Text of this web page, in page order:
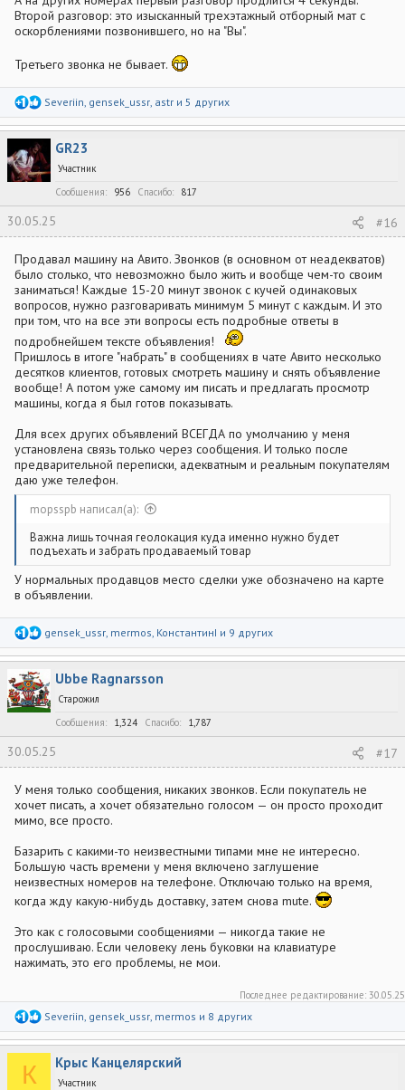
Второй разговор: это изысканный трехэтажный отборный мат с
оскорблениями позвонившего, но на "Вы".
Третьего звонка не бывает.
Р
а
к
и
и
Severiin gensek_ussr astr и 5 других
GR23
Участник
Сообщения
956 Спасибо 817
30.05.25 #16
Продавал машину на Авито. Звонков (в основном от неадекватов)
было столько, что невозможно было жить и вообще чем-то своим
заниматься! Каждые 15-20 минут звонок с кучей одинаковых
вопросов, нужно разговаривать минимум 5 минут с каждым. И это
при том, что на все эти вопросы есть подробные ответы в
подробнейшем тексте объявления!
Пришлось в итоге "набрать" в сообщениях в чате Авито несколько
десятков клиентов, готовых смотреть машину и снять объявление
вообще! А потом уже самому им писать и предлагать просмотр
машины, когда я был готов показывать.
Для всех других объявлений ВСЕГДА по умолчанию у меня
установлена связь только через сообщения. И только после
предварительной переписки, адекватным и реальным покупателям
даю уже телефон.
mopsspb написал(а):
Важна лишь точная геолокация куда именно нужно будет
подъехать и забрать продаваемый товар
У нормальных продавцов место сделки уже обозначено на карте
в объявлении.
Р
е
а
ц
и
и
gensek_ussr mermos КонстантинI и 9 других
Ubbe Ragnarsson
Старожил
Сообщения
1,324 Спасибо 1,787
30.05.25 #17
У меня только сообщения, никаких звонков. Если покупатель не
хочет писать, а хочет обязательно голосом — он просто проходит
мимо, все просто.
Базарить с какими-то неизвестными типами мне не интересно.
Большую часть времени у меня включено заглушение
неизвестных номеров на телефоне. Отключаю только на время,
когда жду какую-нибудь доставку, затем снова mute.
Это как с голосовыми сообщениями — никогда такие не
прослушиваю. Если человеку лень буковки на клавиатуре
нажимать, это его проблемы, не мои.
Последнее редактирование: 30.05.25
Р
а
к
Severiin, gensek_ussr, mermos и 8 других
К Крыс Канцелярский
Участник